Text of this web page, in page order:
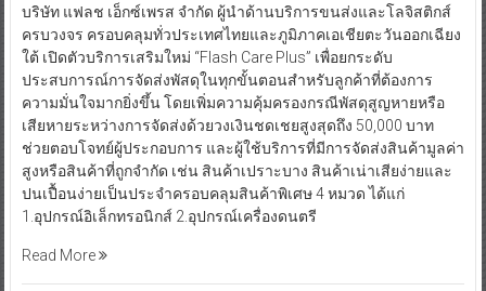
บริษัท แฟลช เอ็กซ์เพรส จำกัด ผู้นำด้านบริการขนส่งและโลจิสติกส์
ครบวงจร ครอบคลุมทั่วประเทศไทยและภูมิภาคเอเชียตะวันออกเฉียง
ใต้ เปิดตัวบริการเสริมใหม่ “Flash Care Plus” เพื่อยกระดับ
ประสบการณ์การจัดส่งพัสดุในทุกขั้นตอนสำหรับลูกค้าที่ต้องการ
ความมั่นใจมากยิ่งขึ้น โดยเพิ่มความคุ้มครองกรณีพัสดุสูญหายหรือ
เสียหายระหว่างการจัดส่งด้วยวงเงินชดเชยสูงสุดถึง 50,000 บาท
ช่วยตอบโจทย์ผู้ประกอบการ และผู้ใช้บริการที่มีการจัดส่งสินค้ามูลค่า
สูงหรือสินค้าที่ถูกจำกัด เช่น สินค้าเปราะบาง สินค้าเน่าเสียง่ายและ
ปนเปื้อนง่ายเป็นประจำครอบคลุมสินค้าพิเศษ 4 หมวด ได้แก่
1.อุปกรณ์อิเล็กทรอนิกส์ 2.อุปกรณ์เครื่องดนตรี
Read More